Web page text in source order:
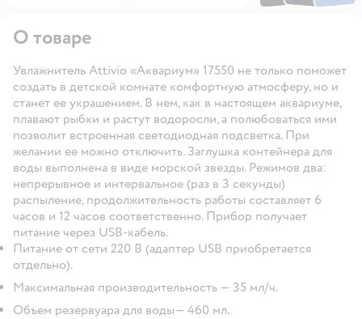
О товаре
Увлажнитель Attivio «Аквариум» 17550 не только поможет
создать в детской комнате комфортную атмосферу, но и
станет ее украшением. В нем, как в настоящем аквариуме,
плавают рыбки и растут водоросли, а полюбоваться ими
позволит встроенная светодиодная подсветка. При
желании ее можно отключить. Заглушка контейнера для
воды выполнена в виде морской звезды. Режимов два:
непрерывное и интервальное (раз в 3 секунды)
распыление, продолжительность работы составляет 6
часов и 12 часов соответственно. Прибор получает
питание через USB-кабель.
Питание от сети 220 В (адаптер USB приобретается
отдельно).
Максимальная производительность — 35 мл/ч.
Объем резервуара для воды— 460 мл.